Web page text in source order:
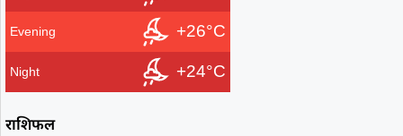
Evening +26°C
Night +24°C
राशिफल